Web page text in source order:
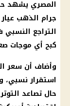
المصري يشهد
التراجع
كبح أي موجات
وأضاف أن سعر
استقرار نسبي،
حال تصاعد